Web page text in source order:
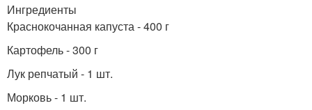
Ингредиенты
Краснокочанная капуста - 400 г
Картофель - 300 г
Лук репчатый - 1 шт.
Морковь - 1 шт.